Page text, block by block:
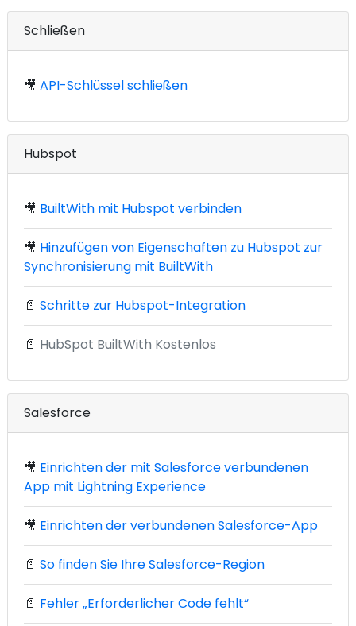
Schließen
🎥 API-Schlüssel schließen
Hubspot
🎥 BuiltWith mit Hubspot verbinden
🎥 Hinzufügen von Eigenschaften zu Hubspot zur
Synchronisierung mit BuiltWith
📄 Schritte zur Hubspot-Integration
📄 HubSpot BuiltWith Kostenlos
Salesforce
🎥 Einrichten der mit Salesforce verbundenen
App mit Lightning Experience
🎥 Einrichten der verbundenen Salesforce-App
📄 So finden Sie Ihre Salesforce-Region
📄 Fehler „Erforderlicher Code fehlt“